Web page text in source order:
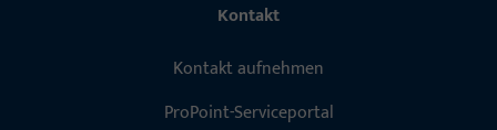
Kontakt
Kontakt aufnehmen
ProPoint-Serviceportal